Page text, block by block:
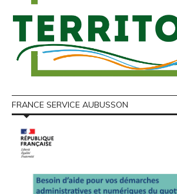
FRANCE SERVICE AUBUSSON